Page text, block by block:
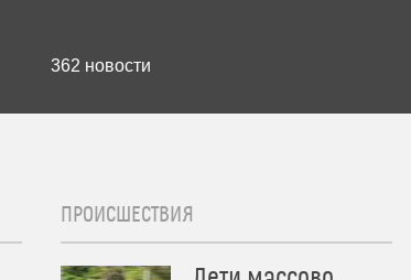
362 новости
ПРОИСШЕСТВИЯ